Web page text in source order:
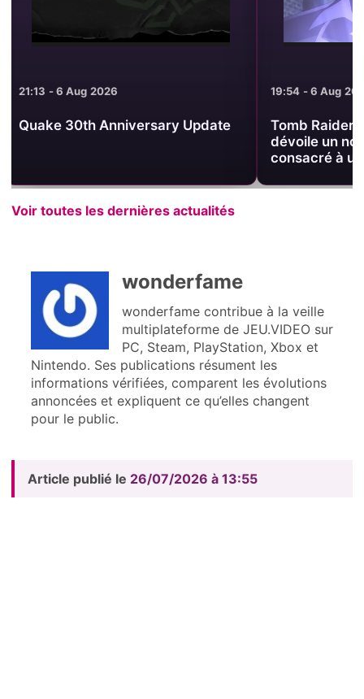
19:54 - 6 Aug 2026
Tomb Raider King : Crunchyroll
19:44 - 6 Aug
Tomb
relique au
officiel
Voir toutes les dernières actualités
wonderfame
wonderfame contribue à la veille
multiplateforme de JEU.VIDEO sur
PC, Steam, PlayStation, Xbox et
Nintendo. Ses publications résument les
informations vérifiées, comparent les évolutions
annoncées et expliquent ce qu’elles changent
pour le public.
Article publié le 26/07/2026 à 13:55